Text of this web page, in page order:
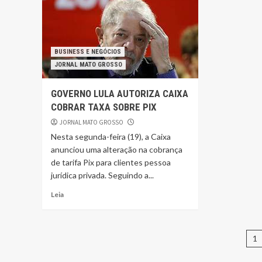
BUSINESS E NEGÓCIOS
JORNAL MATO GROSSO
GOVERNO LULA AUTORIZA CAIXA
COBRAR TAXA SOBRE PIX
JORNAL MATO GROSSO
Nesta segunda-feira (19), a Caixa
anunciou uma alteração na cobrança
de tarifa Pix para clientes pessoa
jurídica privada. Seguindo a...
Leia
1